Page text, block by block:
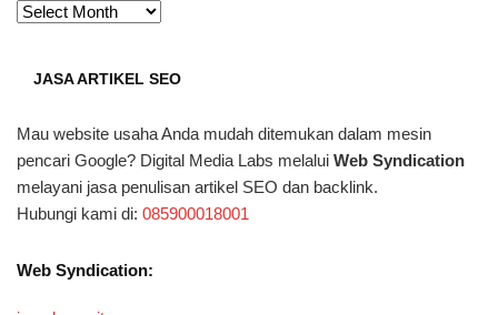
ARSIP
JASA ARTIKEL SEO
Mau website usaha Anda mudah ditemukan dalam mesin
pencari Google? Digital Media Labs melalui Web Syndication
melayani jasa penulisan artikel SEO dan backlink.
Hubungi kami di: 085900018001
Web Syndication: